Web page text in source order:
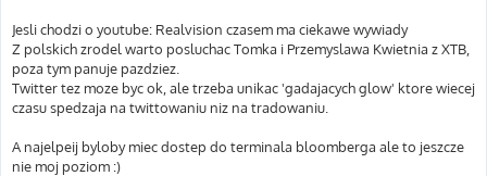
Jesli chodzi o youtube: Realvision czasem ma ciekawe wywiady
Z polskich zrodel warto posluchac Tomka i Przemyslawa Kwietnia z XTB,
poza tym panuje pazdziez.
Twitter tez moze byc ok, ale trzeba unikac 'gadajacych glow' ktore wiecej
czasu spedzaja na twittowaniu niz na tradowaniu.
A najelpeij byloby miec dostep do terminala bloomberga ale to jeszcze
nie moj poziom :)